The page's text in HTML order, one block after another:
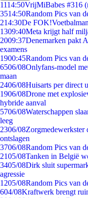
1114:50VrijMiBabes #316
3514:50Random Pics van
214:30De
1309:40Meta krijgt half
2009:37Denemarken pakt
examens
1900:45Random Pics van
6506/08Onlyfans-model
maan
2406/08Huisarts per direct
1906/08Drone met
hybride aanval
5706/08Waterschappen
leeg
2306/08Zorgmedewerkster
ontslagen
3706/08Random Pics van
2105/08Tanken in België
3405/08Dirk sluit
agressie
1205/08Random Pics van
604/08Kraftwerk brengt